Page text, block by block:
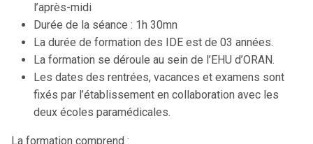
l’après-midi
Durée de la séance : 1h 30mn
La durée de formation des IDE est de 03 années.
La formation se déroule au sein de l’EHU d’ORAN.
Les dates des rentrées, vacances et examens sont
fixés par l’établissement en collaboration avec les
deux écoles paramédicales.
La formation comprend :